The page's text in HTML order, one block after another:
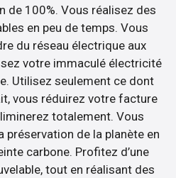
de 100%. Vous réalisez des
en peu de temps. Vous
du réseau électrique aux
votre immaculé électricité
Utilisez seulement ce dont
vous réduirez votre facture
totalement. Vous
préservation de la planète en
carbone. Profitez d’une
tout en réalisant des